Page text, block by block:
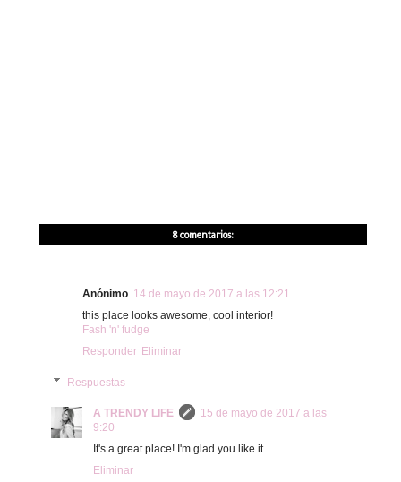
8 comentarios:
Anónimo 14 de mayo de 2017 a las 12:21
this place looks awesome, cool interior!
Fash 'n' fudge
Responder Eliminar
Respuestas
A TRENDY LIFE
15 de mayo de 2017 a las
9:20
It's a great place! I'm glad you like it
Eliminar